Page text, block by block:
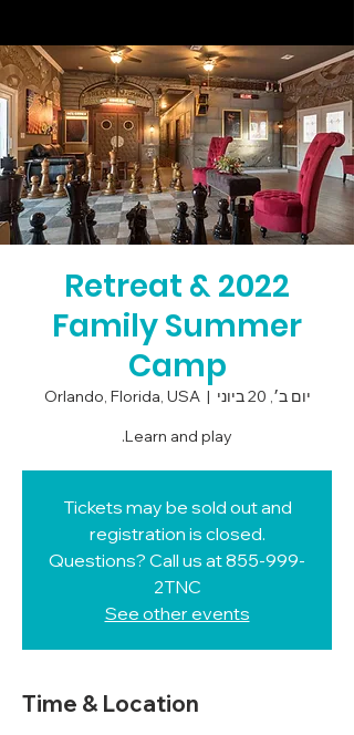
2022 Retreat &
Family Summer
Camp
יום ב׳, 20 ביוני
  |
Orlando, Florida, USA
Learn and play.
Tickets may be sold out and
registration is closed.
Questions? Call us at 855-999-
2TNC
See other events
Time & Location